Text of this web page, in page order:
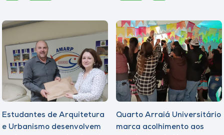
Estudantes de Arquitetura
e Urbanismo desenvolvem
Quarto Arraiá Universitário
marca acolhimento aos